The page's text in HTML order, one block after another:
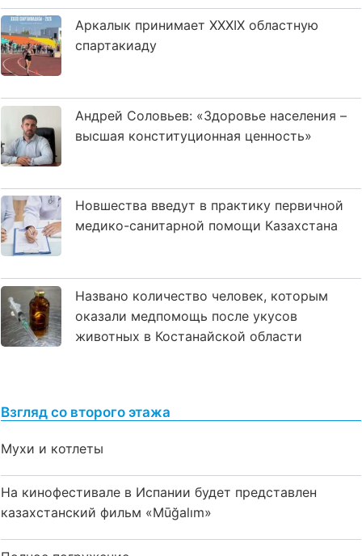
Аркалык принимает XXXIX областную
спартакиаду
Андрей Соловьев: «Здоровье населения –
высшая конституционная ценность»
Новшества введут в практику первичной
медико-санитарной помощи Казахстана
Названо количество человек, которым
оказали медпомощь после укусов
животных в Костанайской области
Взгляд со второго этажа
Мухи и котлеты
На кинофестивале в Испании будет представлен
казахстанский фильм «Mūğalım»